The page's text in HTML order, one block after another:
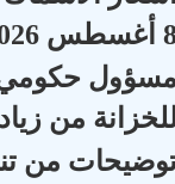
2026
من
من